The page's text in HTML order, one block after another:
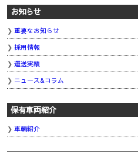
お知らせ
重要なお知らせ
採用情報
運送実績
ニュース&コラム
保有車両紹介
車輛紹介